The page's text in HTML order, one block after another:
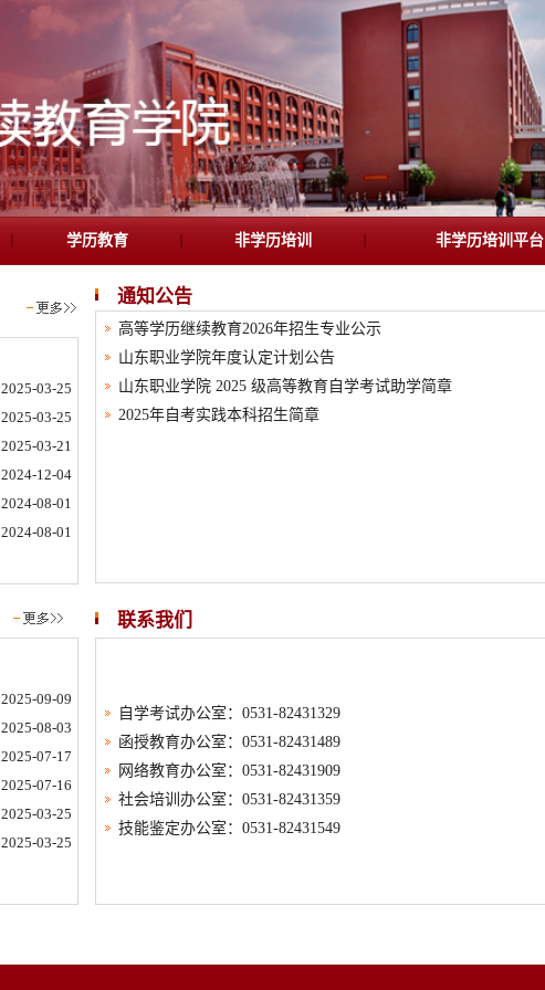
学历教育 非学历培训 非学历培训平台
2025-03-25
2025-03-25
2025-03-21
2024-12-04
2024-08-01
2024-08-01
通知公告
高等学历继续教育2026年招生专业公示
山东职业学院年度认定计划公告
山东职业学院 2025 级高等教育自学考试助学简章
2025年自考实践本科招生简章
2025-09-09
2025-08-03
2025-07-17
2025-07-16
2025-03-25
2025-03-25
联系我们
自学考试办公室：0531-82431329
函授教育办公室：0531-82431489
网络教育办公室：0531-82431909
社会培训办公室：0531-82431359
技能鉴定办公室：0531-82431549